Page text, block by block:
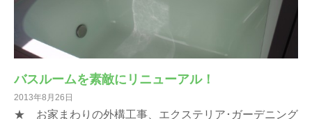
バスルームを素敵にリニューアル！
2013年8月26日
★ お家まわりの外構工事、エクステリア･ガーデニング